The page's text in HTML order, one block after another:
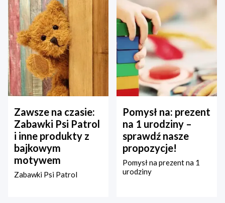
Zawsze na czasie:
Zabawki Psi Patrol
i inne produkty z
bajkowym
motywem
Zabawki Psi Patrol
Pomysł na: prezent
na 1 urodziny –
sprawdź nasze
propozycje!
Pomysł na prezent na 1
urodziny